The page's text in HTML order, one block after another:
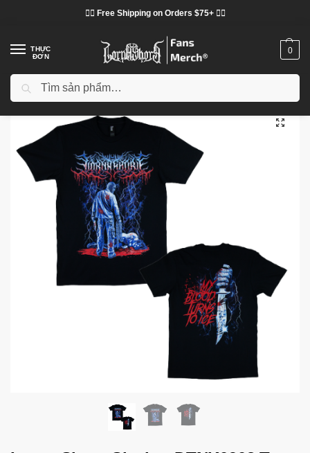
❤️‍🔥 Free Shipping on Orders $75+ ❤️‍🔥
THỰC
ĐƠN
0
Trang chủ / Cửa hàng / Lorna Shore vải